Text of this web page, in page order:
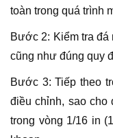
toàn trong quá trình
Bước 2: Kiểm tra đá
cũng như đúng quy
Bước 3: Tiếp theo
điều chỉnh, sao
trong vòng 1/16 in